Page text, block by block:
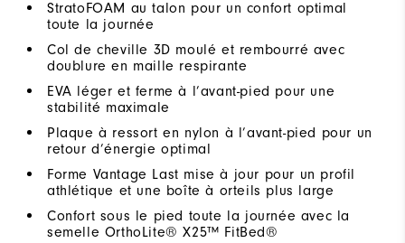
StratoFOAM au talon pour un confort optimal
toute la journée
Col de cheville 3D moulé et rembourré avec
doublure en maille respirante
EVA léger et ferme à l’avant-pied pour une
stabilité maximale
Plaque à ressort en nylon à l’avant-pied pour un
retour d’énergie optimal
Forme Vantage Last mise à jour pour un profil
athlétique et une boîte à orteils plus large
Confort sous le pied toute la journée avec la
semelle OrthoLite® X25™ FitBed®